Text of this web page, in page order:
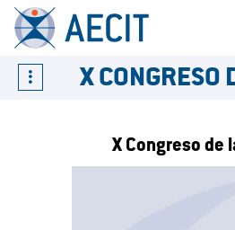
X CONGRESO
X Congreso de